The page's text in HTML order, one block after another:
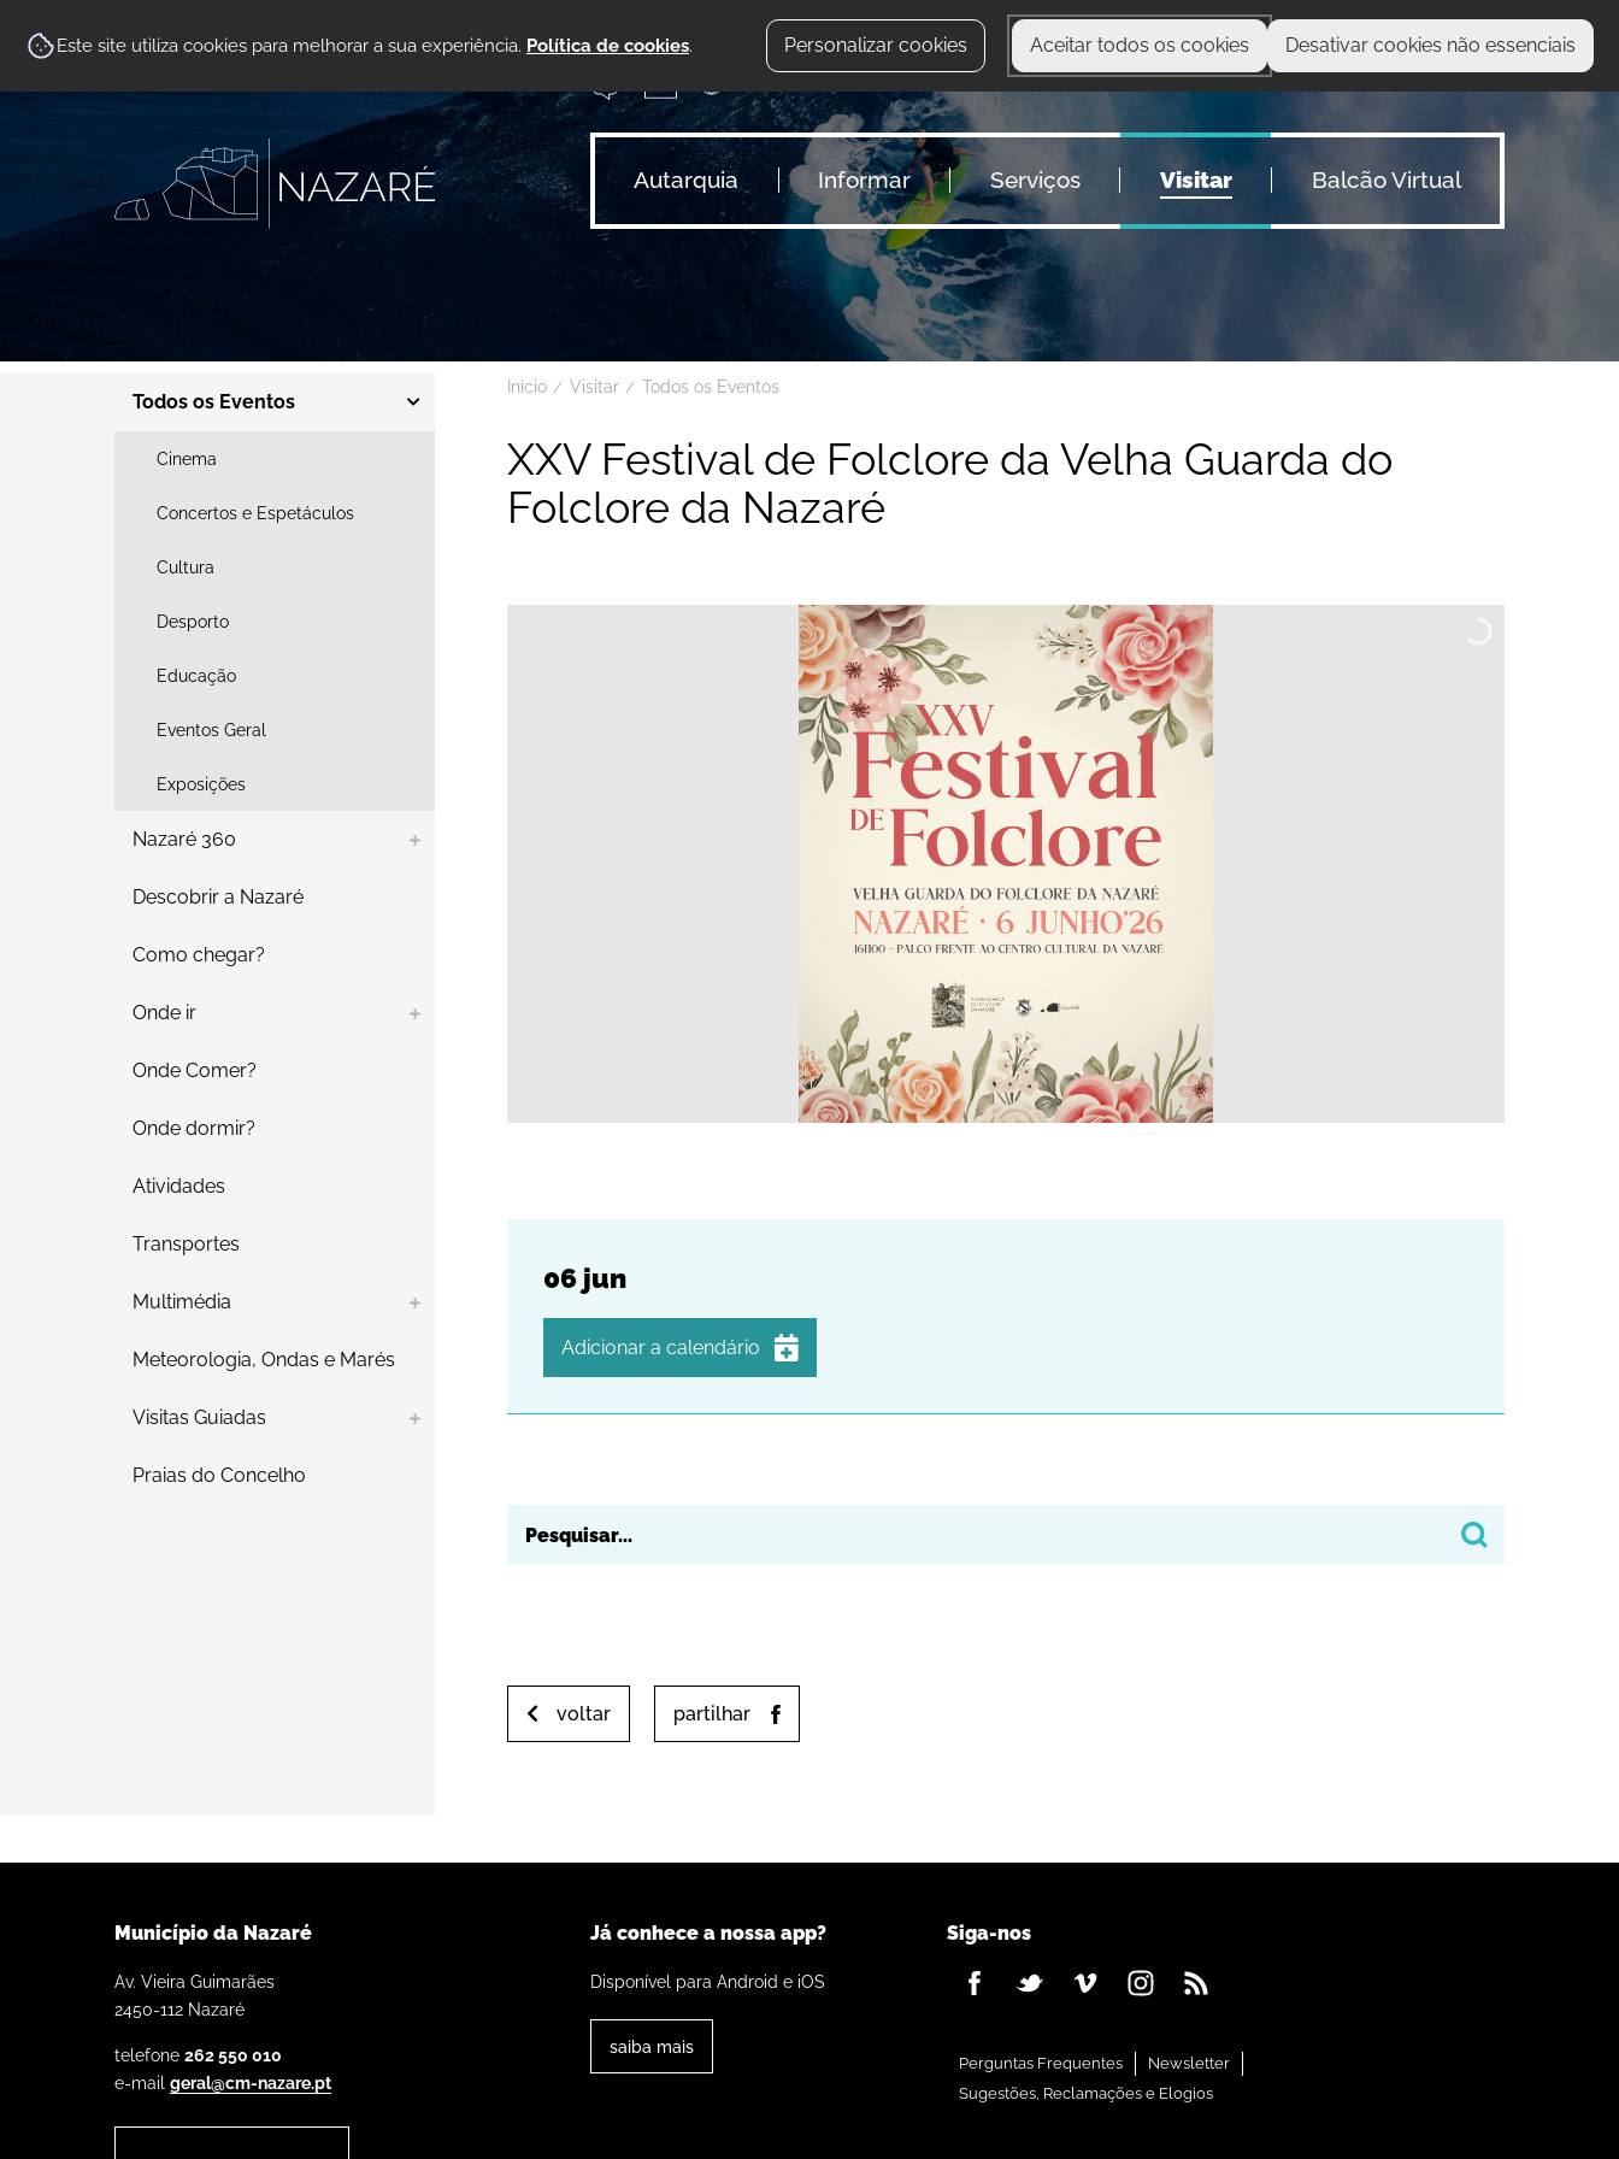
Este site utiliza cookies para melhorar a sua experiência. Política de cookies. Personalizar cookies Aceitar todos os cookies Desativar cookies não essenciais
O que procura?
Autarquia Informar Serviços Visitar Balcão Virtual
Todos os Eventos
Cinema
Concertos e Espetáculos
Cultura
Desporto
Educação
Eventos Geral
Exposições
Nazaré 360
Descobrir a Nazaré
Como chegar?
Onde ir
Onde Comer?
Onde dormir?
Atividades
Transportes
Multimédia
Meteorologia, Ondas e Marés
Visitas Guiadas
Praias do Concelho
Início Visitar Todos os Eventos
XXV Festival de Folclore da Velha Guarda do
Folclore da Nazaré
06 jun
Adicionar a calendário
voltar partilhar
Município da Nazaré
Av. Vieira Guimarães
2450-112 Nazaré
telefone 262 550 010
e-mail geral@cm-nazare.pt
Já conhece a nossa app?
Disponível para Android e iOS
saiba mais
Siga-nos
Perguntas Frequentes
Newsletter
Sugestões, Reclamações e Elogios